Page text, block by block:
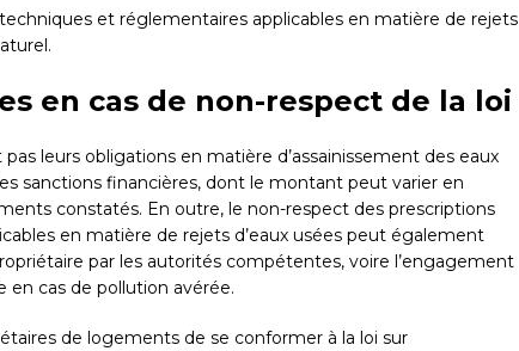
et réglementaires applicables en matière de rejets
en cas de non-respect de la loi
leurs obligations en matière d’assainissement des eaux
sanctions financières, dont le montant peut varier en
constatés. En outre, le non-respect des prescriptions
en matière de rejets d’eaux usées peut également
par les autorités compétentes, voire l’engagement
en cas de pollution avérée.
de logements de se conformer à la loi sur